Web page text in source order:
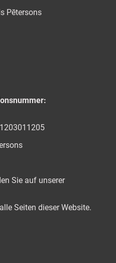
Pētersons
Sie auf unserer
Seiten dieser Website.